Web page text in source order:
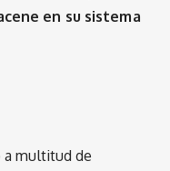
en su sistema
a multitud de